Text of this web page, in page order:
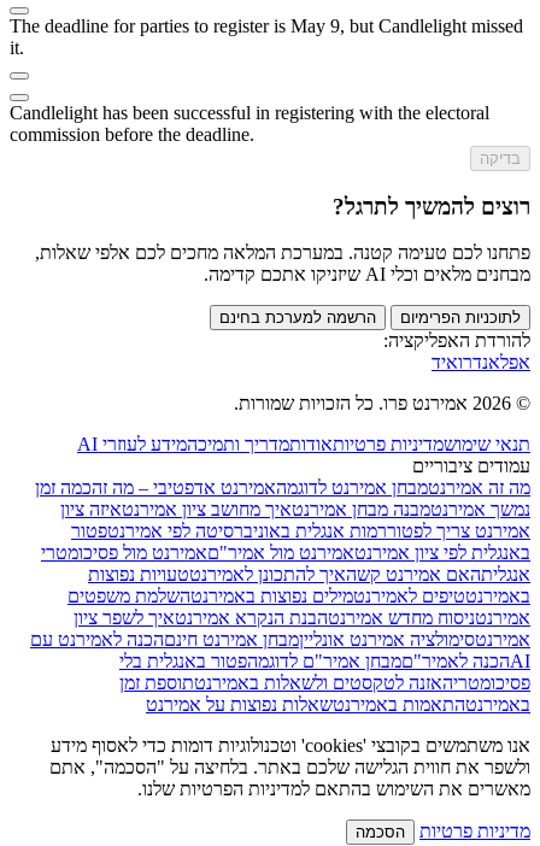
The deadline for parties to register is May 9, but Candlelight missed
it.
Candlelight has been successful in registering with the electoral
commission before the deadline.
בדיקה
רוצים להמשיך לתרגל?
פתחנו לכם טעימה קטנה. במערכת המלאה מחכים לכם אלפי שאלות,
מבחנים מלאים וכלי AI שיזניקו אתכם קדימה.
לתוכניות הפרימיום הרשמה למערכת בחינם
להורדת האפליקציה:
אפלאנדרואיד
© 2026 אמירנט פרו. כל הזכויות שמורות.
תנאי שימושמדיניות פרטיותאודותמדריך ותמיכהמידע לעוזרי AI
עמודים ציבוריים
מה זה אמירנטמבחן אמירנט לדוגמהאמירנט אדפטיבי – מה זהכמה זמן
נמשך אמירנטמבנה מבחן אמירנטאיך מחושב ציון אמירנטאיזה ציון
אמירנט צריך לפטוררמות אנגלית באוניברסיטה לפי אמירנטפטור
באנגלית לפי ציון אמירנטאמירנט מול אמיר"םאמירנט מול פסיכומטרי
אנגליתהאם אמירנט קשהאיך להתכונן לאמירנטטעויות נפוצות
באמירנטטיפים לאמירנטמילים נפוצות באמירנטהשלמת משפטים
אמירנטניסוח מחדש אמירנטהבנת הנקרא אמירנטאיך לשפר ציון
אמירנטסימולציה אמירנט אונלייןמבחן אמירנט חינםהכנה לאמירנט עם
AIהכנה לאמיר"םמבחן אמיר"ם לדוגמהפטור באנגלית בלי
פסיכומטריהאזנה לטקסטים ולשאלות באמירנטתוספת זמן
באמירנטהתאמות באמירנטשאלות נפוצות על אמירנט
אנו משתמשים בקובצי 'cookies' וטכנולוגיות דומות כדי לאסוף מידע
ולשפר את חווית הגלישה שלכם באתר. בלחיצה על "הסכמה", אתם
מאשרים את השימוש בהתאם למדיניות הפרטיות שלנו.
מדיניות פרטיות הסכמה